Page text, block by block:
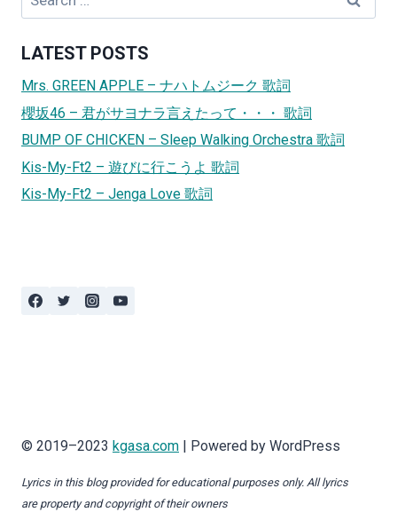
LATEST POSTS
Mrs. GREEN APPLE – ナハトムジーク 歌詞
櫻坂46 – 君がサヨナラ言えたって・・・ 歌詞
BUMP OF CHICKEN – Sleep Walking Orchestra 歌詞
Kis-My-Ft2 – 遊びに行こうよ 歌詞
Kis-My-Ft2 – Jenga Love 歌詞
© 2019–2023 kgasa.com | Powered by WordPress
Lyrics in this blog provided for educational purposes only. All lyrics
are property and copyright of their owners